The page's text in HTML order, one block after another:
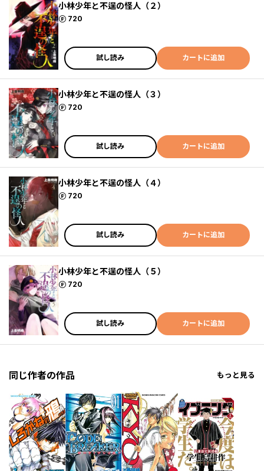
小林少年と不逞の怪人（２）
720
ポイント
試し読み カートに追加
小林少年と不逞の怪人（３）
720
ポイント
試し読み カートに追加
小林少年と不逞の怪人（４）
720
ポイント
試し読み カートに追加
小林少年と不逞の怪人（５）
720
ポイント
試し読み カートに追加
同じ作者の作品 もっと見る